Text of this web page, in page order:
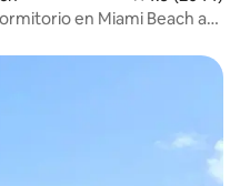
en Miami Beach a